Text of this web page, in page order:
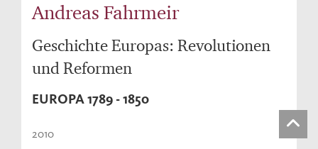
Andreas Fahrmeir
Geschichte Europas: Revolutionen
und Reformen
EUROPA 1789 - 1850
2010